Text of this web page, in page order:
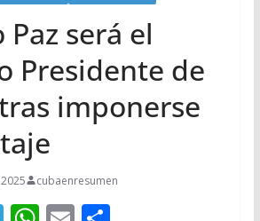
Paz será el
Presidente de
imponerse
cubaenresumen